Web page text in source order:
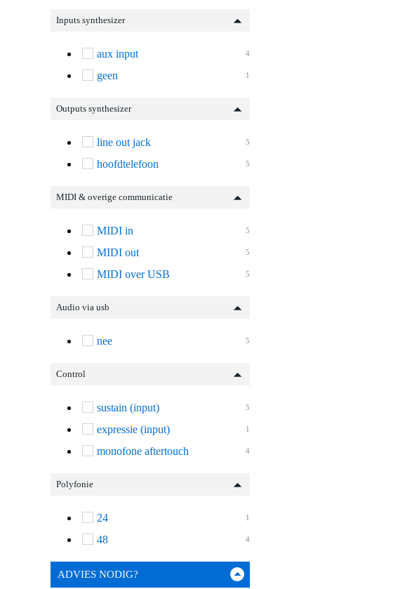
Inputs synthesizer
4
aux input
1
geen
Outputs synthesizer
5
line out jack
5
hoofdtelefoon
MIDI & overige communicatie
5
MIDI in
5
MIDI out
5
MIDI over USB
Audio via usb
5
nee
Control
5
sustain (input)
1
expressie (input)
4
monofone aftertouch
Polyfonie
1
24
4
48
ADVIES NODIG?